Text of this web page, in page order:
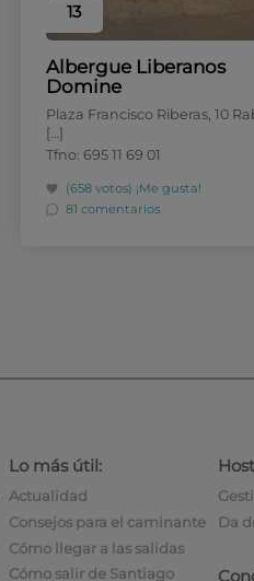
13
Albergue Liberanos
Domine
Plaza Francisco Riberas, 10
[…]
Tfno: 695 11 69 01
(658 votos) ¡Me gusta!
81 comentarios
Lo más útil:
Actualidad
Consejos para el caminante
Cómo llegar a las salidas
Cómo salir de Santiago
Da